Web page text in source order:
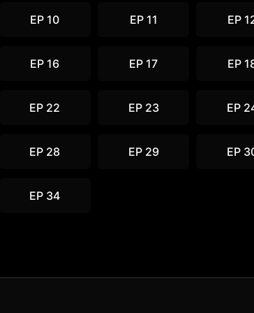
EP 10 EP 11 EP
EP 16 EP 17 EP
EP 22 EP 23 EP
EP 28 EP 29 EP
EP 34